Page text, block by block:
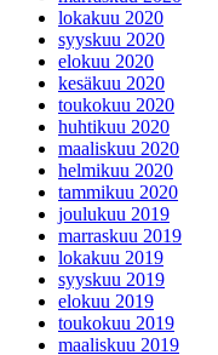
lokakuu 2020
syyskuu 2020
elokuu 2020
kesäkuu 2020
toukokuu 2020
huhtikuu 2020
maaliskuu 2020
helmikuu 2020
tammikuu 2020
joulukuu 2019
marraskuu 2019
lokakuu 2019
syyskuu 2019
elokuu 2019
toukokuu 2019
maaliskuu 2019